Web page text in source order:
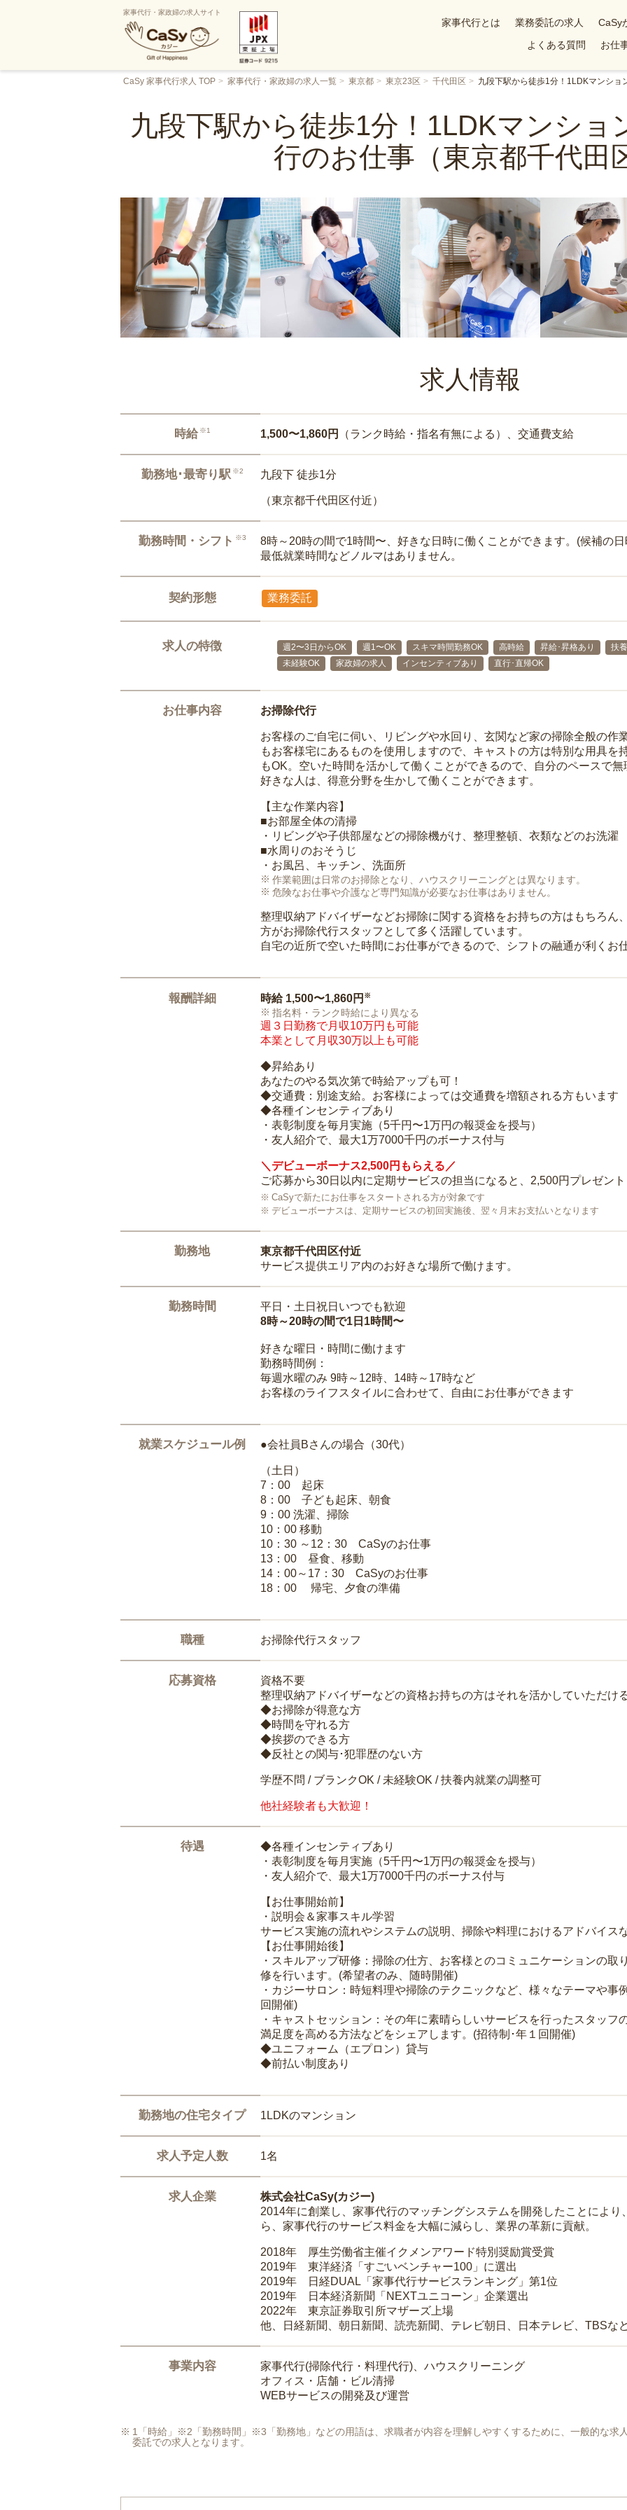
家事代行・家政婦の求人サイト
家事代行とは 業務委託の求人 CaSy
よくある質問
お仕
CaSy 家事代行求人 TOP 家事代行・家政婦の求人一覧 東京都 東京23区 千代田区 九段下駅から徒歩1分！1LDKマンショ
九段下駅から徒歩1分！1LDKマンショ
行のお仕事（東京都千代田
求人情報
時給 ※1 1,500〜1,860円 （ランク時給・指名有無による）、交通費支給
勤務地･最寄り駅 ※2 九段下 徒歩1分
（東京都千代田区付近）
勤務時間・シフト ※3
8時～20時の間で1時間〜、好きな日時に働くことができます。(候補の
最低就業時間などノルマはありません。
契約形態 業務委託
求人の特徴 週2〜3日からOK 週1〜OK スキマ時間勤務OK 高時給 昇給･昇格あり 扶
未経験OK
家政婦の求人 インセンティブあり 直行･直帰OK
お仕事内容 お掃除代行
お客様のご自宅に伺い、リビングや水回り、玄関など家の掃除全般の作
もお客様宅にあるものを使用しますので、キャストの方は特別な用具を
もOK。空いた時間を活かして働くことができるので、自分のペースで
好きな人は、得意分野を生かして働くことができます。
【主な作業内容】
■お部屋全体の清掃
・リビングや子供部屋などの掃除機がけ、整理整頓、衣類などのお洗濯
■水周りのおそうじ
・お風呂、キッチン、洗面所
作業範囲は日常のお掃除となり、ハウスクリーニングとは異なります。
危険なお仕事や介護など専門知識が必要なお仕事はありません。
整理収納アドバイザーなどお掃除に関する資格をお持ちの方はもちろん
方がお掃除代行スタッフとして多く活躍しています。
自宅の近所で空いた時間にお仕事ができるので、シフトの融通が利くお
報酬詳細 時給 1,500〜1,860円 ※
指名料・ランク時給により異なる
週３日勤務で月収10万円も可能
本業として月収30万以上も可能
◆昇給あり
あなたのやる気次第で時給アップも可！
◆交通費：別途支給。お客様によっては交通費を増額される方もいます
◆各種インセンティブあり
・表彰制度を毎月実施（5千円〜1万円の報奨金を授与）
・友人紹介で、最大1万7000千円のボーナス付与
＼デビューボーナス2,500円もらえる／
ご応募から30日以内に定期サービスの担当になると、2,500円プレゼント
CaSyで新たにお仕事をスタートされる方が対象です
デビューボーナスは、定期サービスの初回実施後、翌々月末お支払いとなります
勤務地
東京都千代田区付近
サービス提供エリア内のお好きな場所で働けます。
勤務時間
平日・土日祝日いつでも歓迎
8時～20時の間で1日1時間〜
好きな曜日・時間に働けます
勤務時間例：
毎週水曜のみ 9時～12時、14時～17時など
お客様のライフスタイルに合わせて、自由にお仕事ができます
就業スケジュール例 ●会社員Bさんの場合（30代）
（土日）
7：00 起床
8：00 子ども起床、朝食
9：00 洗濯、掃除
10：00 移動
10：30 ～12：30 CaSyのお仕事
13：00 昼食、移動
14：00～17：30 CaSyのお仕事
18：00 帰宅、夕食の準備
職種 お掃除代行スタッフ
応募資格
資格不要
整理収納アドバイザーなどの資格お持ちの方はそれを活かしていただけ
◆お掃除が得意な方
◆時間を守れる方
◆挨拶のできる方
◆反社との関与･犯罪歴のない方
学歴不問 / ブランクOK / 未経験OK / 扶養内就業の調整可
他社経験者も大歓迎！
待遇
◆各種インセンティブあり
・表彰制度を毎月実施（5千円〜1万円の報奨金を授与）
・友人紹介で、最大1万7000千円のボーナス付与
【お仕事開始前】
・説明会＆家事スキル学習
サービス実施の流れやシステムの説明、掃除や料理におけるアドバイス
【お仕事開始後】
・スキルアップ研修：掃除の仕方、お客様とのコミュニケーションの
修を行います。(希望者のみ、随時開催)
・カジーサロン：時短料理や掃除のテクニックなど、様々なテーマや事
回開催)
・キャストセッション：その年に素晴らしいサービスを行ったスタッ
満足度を高める方法などをシェアします。(招待制･年１回開催)
◆ユニフォーム（エプロン）貸与
◆前払い制度あり
勤務地の住宅タイプ 1LDKのマンション
求人予定人数 1名
求人企業
株式会社CaSy(カジー)
2014年に創業し、家事代行のマッチングシステムを開発したことによ
ら、家事代行のサービス料金を大幅に減らし、業界の革新に貢献。
2018年 厚生労働省主催イクメンアワード特別奨励賞受賞
2019年 東洋経済「すごいベンチャー100」に選出
2019年 日経DUAL「家事代行サービスランキング」第1位
2019年 日本経済新聞「NEXTユニコーン」企業選出
2022年 東京証券取引所マザーズ上場
他、日経新聞、朝日新聞、読売新聞、テレビ朝日、日本テレビ、TBSな
事業内容
家事代行(掃除代行・料理代行)、ハウスクリーニング
オフィス・店舗・ビル清掃
WEBサービスの開発及び運営
1「時給」※2「勤務時間」※3「勤務地」などの用語は、求職者が内容を理解しやすくするために、一般的な求
委託での求人となります。